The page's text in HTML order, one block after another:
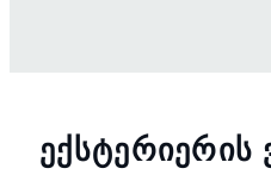
ᲔᲥᲡᲢᲔᲠᲘᲔᲠᲘᲡ